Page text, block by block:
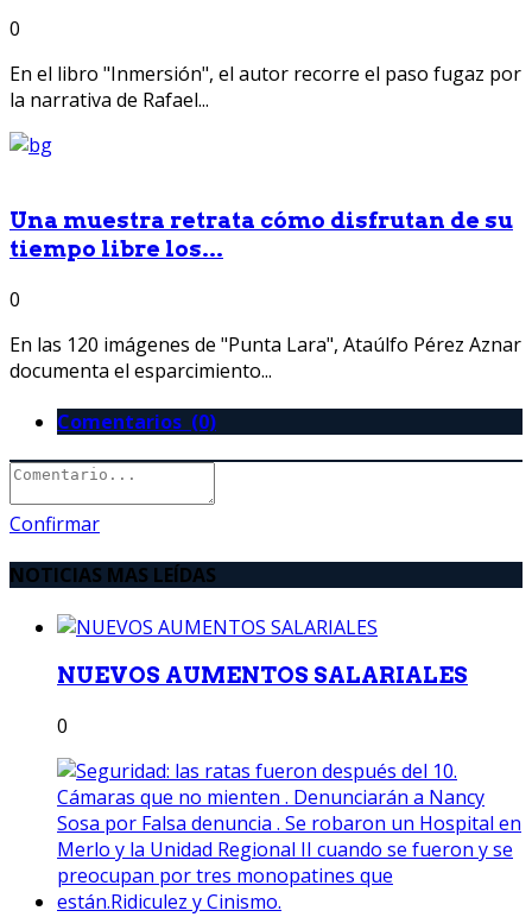
0
En el libro "Inmersión", el autor recorre el paso fugaz por
la narrativa de Rafael...
Una muestra retrata cómo disfrutan de su
tiempo libre los...
0
En las 120 imágenes de "Punta Lara", Ataúlfo Pérez Aznar
documenta el esparcimiento...
Comentarios (0)
Confirmar
NOTICIAS MAS LEÍDAS
NUEVOS AUMENTOS SALARIALES
0